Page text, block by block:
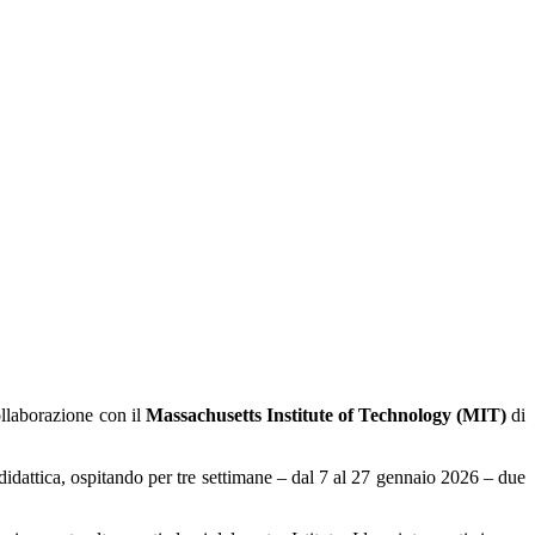
con il Massachusetts Institute of Technology (MIT)di
ospitando per tre settimane – dal 7 al 27 gennaio 2026 – due